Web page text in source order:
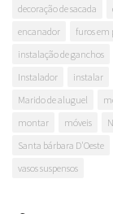
decoração de sacada
encanador
furos em
instalação de ganchos
Instalador
instalar
Marido de aluguel
montar
móveis
Santa bárbara D'Oeste
vasos suspensos